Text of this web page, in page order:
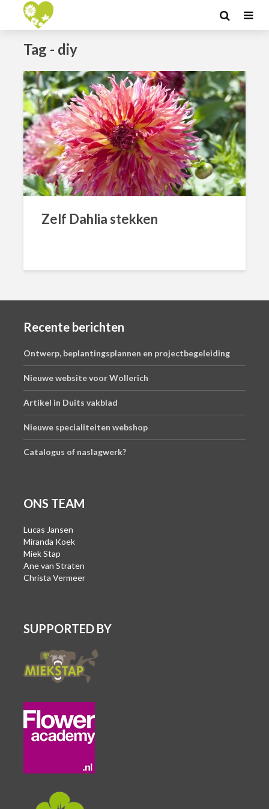
Tag - diy
Zelf Dahlia stekken
Recente berichten
Ontwerp, beplantingsplannen en projectbegeleiding
Nieuwe website voor Wollerich
Artikel in Duits vakblad
Nieuwe specialiteiten webshop
Catalogus of naslagwerk?
ONS TEAM
Lucas Jansen
Miranda Koek
Miek Stap
Ane van Straten
Christa Vermeer
SUPPORTED BY